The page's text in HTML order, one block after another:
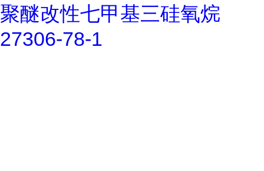
聚醚改性七甲基三硅氧烷
27306-78-1